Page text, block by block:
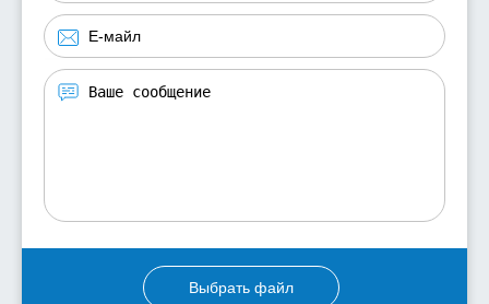
Выбрать файл